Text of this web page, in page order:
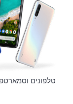
טלפונים